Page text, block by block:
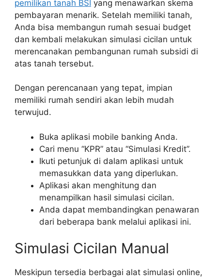
pemilikan tanah BSI yang menawarkan skema
pembayaran menarik. Setelah memiliki tanah,
Anda bisa membangun rumah sesuai budget
dan kembali melakukan simulasi cicilan untuk
merencanakan pembangunan rumah subsidi di
atas tanah tersebut.
Dengan perencanaan yang tepat, impian
memiliki rumah sendiri akan lebih mudah
terwujud.
Buka aplikasi mobile banking Anda.
Cari menu “KPR” atau “Simulasi Kredit”.
Ikuti petunjuk di dalam aplikasi untuk
memasukkan data yang diperlukan.
Aplikasi akan menghitung dan
menampilkan hasil simulasi cicilan.
Anda dapat membandingkan penawaran
dari beberapa bank melalui aplikasi ini.
Simulasi Cicilan Manual
Meskipun tersedia berbagai alat simulasi online,